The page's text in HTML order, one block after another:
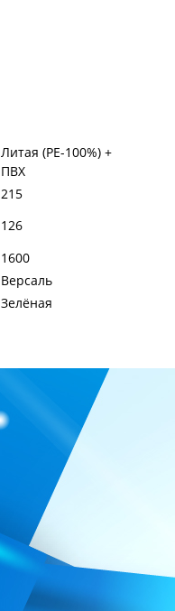
Литая (PE-100%) +
ПВХ
215
126
1600
Версаль
Зелёная